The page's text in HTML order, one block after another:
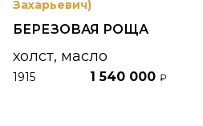
Захарьевич)
БЕРЕЗОВАЯ РОЩА
холст, масло
1915 1 540 000 ₽